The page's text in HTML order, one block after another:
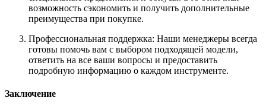
возможность сэкономить и получить дополнительные
преимущества при покупке.
Профессиональная поддержка: Наши менеджеры всегда
готовы помочь вам с выбором подходящей модели,
ответить на все ваши вопросы и предоставить
подробную информацию о каждом инструменте.
Заключение